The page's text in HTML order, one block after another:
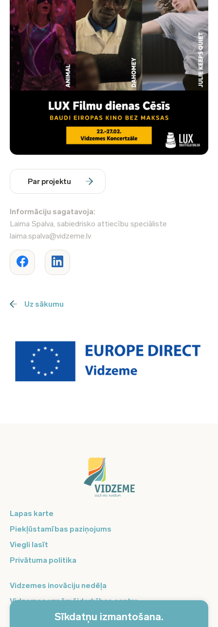
Sīkdatņu izmantošana.
Par projektu
Informāciju sagatavoja:
Laima Spalva, sabiedrisko attiecību speciāliste
laima.spalva@vidzeme.lv
Uz sākumu
Lapas karte
Piekļūstamības paziņojums
Viegli lasīt
Privātuma politika
Vidzemes inovāciju nedēļa
Vidzemes uzņēmējdarbības centrs
Balso Vidzeme